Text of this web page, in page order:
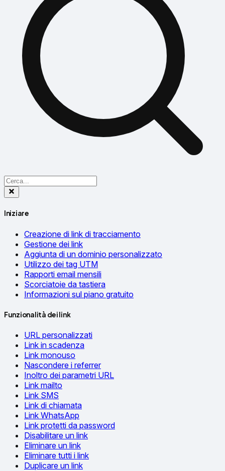
Iniziare
Creazione di link di tracciamento
Gestione dei link
Aggiunta di un dominio personalizzato
Utilizzo dei tag UTM
Rapporti email mensili
Scorciatoie da tastiera
Informazioni sul piano gratuito
Funzionalità dei link
URL personalizzati
Link in scadenza
Link monouso
Nascondere i referrer
Inoltro dei parametri URL
Link mailto
Link SMS
Link di chiamata
Link WhatsApp
Link protetti da password
Disabilitare un link
Eliminare un link
Eliminare tutti i link
Duplicare un link